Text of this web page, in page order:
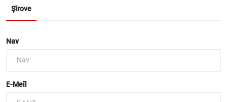
Şîrove
Nav
E-Meîl